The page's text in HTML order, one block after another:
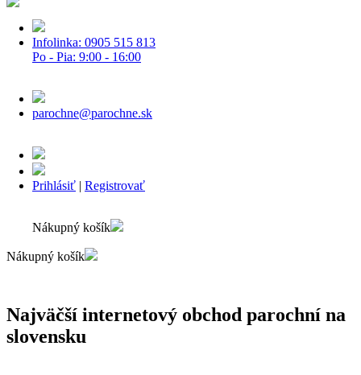
Infolinka: 0905 515 813
Po - Pia: 9:00 - 16:00
parochne@parochne.sk
Prihlásiť | Registrovať
Nákupný košík
Nákupný košík
Najväčší internetový obchod parochní na
slovensku